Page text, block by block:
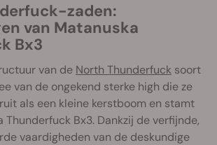
zaden:
van Matanuska
Bx3
van de North Thunderfuck soort
van de ongekend sterke high die ze
als een kleine kerstboom en stamt
Thunderfuck Bx3. Dankzij de verfijnde,
vaardigheden van de deskundige